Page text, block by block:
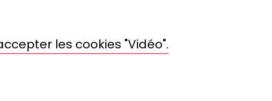
les cookies "Vidéo".